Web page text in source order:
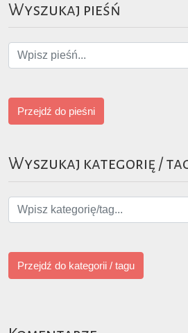
Wyszukaj pieśń
Przejdź do pieśni
Wyszukaj kategorię /
Przejdź do kategorii / tagu